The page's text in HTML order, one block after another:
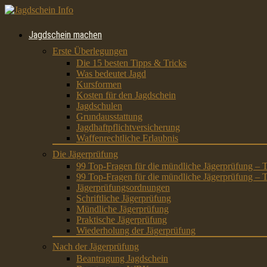
Jagdschein machen
Erste Überlegungen
Die 15 besten Tipps & Tricks
Was bedeutet Jagd
Kursformen
Kosten für den Jagdschein
Jagdschulen
Grundausstattung
Jagdhaftpflichtversicherung
Waffenrechtliche Erlaubnis
Die Jägerprüfung
99 Top-Fragen für die mündliche Jägerprüfung –
99 Top-Fragen für die mündliche Jägerprüfung –
Jägerprüfungsordnungen
Schriftliche Jägerprüfung
Mündliche Jägerprüfung
Praktische Jägerprüfung
Wiederholung der Jägerprüfung
Nach der Jägerprüfung
Beantragung Jagdschein